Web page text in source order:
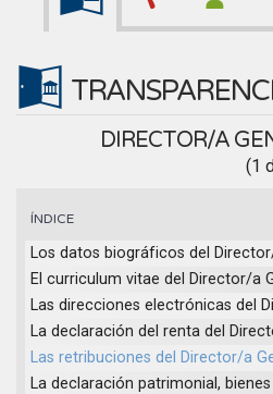
DIRECTOR/A
(1
ÍNDICE
Los datos biográficos del
El curriculum vitae del Director/a
Las direcciones electrónicas del
La declaración del renta del
Las retribuciones del Director/a
La declaración patrimonial,